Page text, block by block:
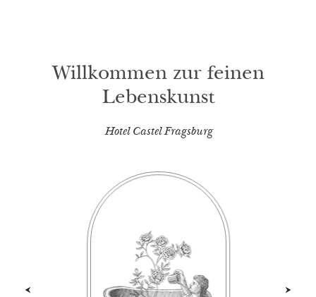
Willkommen zur feinen
Lebenskunst
Hotel Castel Fragsburg